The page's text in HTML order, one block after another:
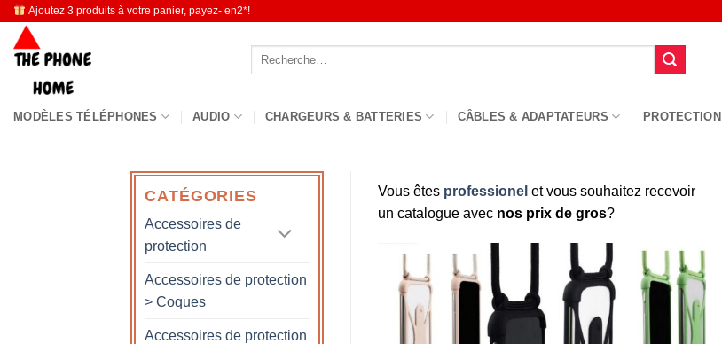
Passer
contenu
Ajoutez 3 produits à votre panier, payez- en2*!
Recherche
MODÈLES TÉLÉPHONES AUDIO CHARGEURS & BATTERIES CÂBLES & ADAPTATEURS PROTECTION
CATÉGORIES
Accessoires de
protection
Accessoires de protection
> Coques
Accessoires de protection
Vous êtes professionel et vous souhaitez recevoir
un catalogue avec nos prix de gros?